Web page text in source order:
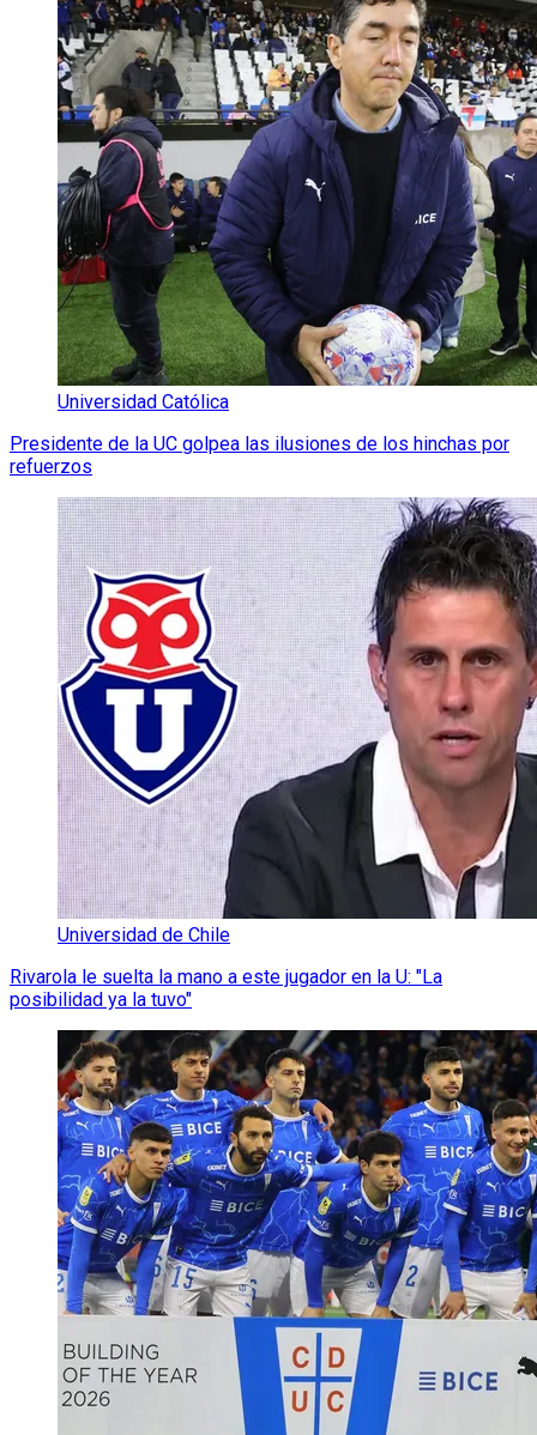
Universidad Católica
Presidente de la UC golpea las ilusiones de los hinchas por
refuerzos
Universidad de Chile
Rivarola le suelta la mano a este jugador en la U: "La
posibilidad ya la tuvo"